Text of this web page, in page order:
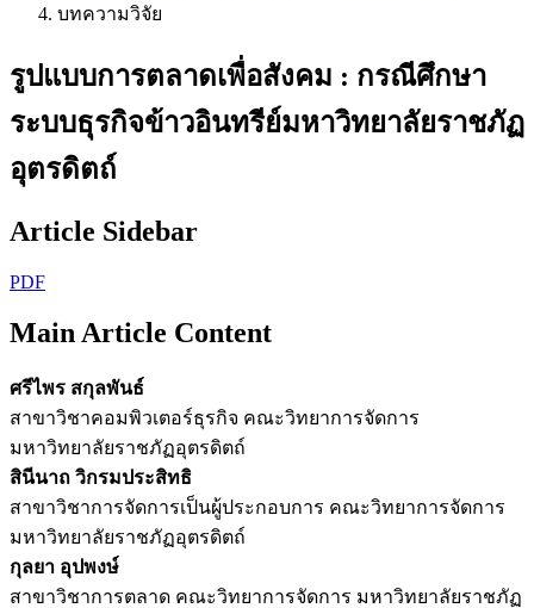
บทความวิจัย
รูปแบบการตลาดเพื่อสังคม : กรณีศึกษา
ระบบธุรกิจข้าวอินทรีย์มหาวิทยาลัยราชภัฏ
อุตรดิตถ์
Article Sidebar
PDF
Main Article Content
ศรีไพร สกุลพันธ์
สาขาวิชาคอมพิวเตอร์ธุรกิจ คณะวิทยาการจัดการ
มหาวิทยาลัยราชภัฏอุตรดิตถ์
สินีนาถ วิกรมประสิทธิ
สาขาวิชาการจัดการเป็นผู้ประกอบการ คณะวิทยาการจัดการ
มหาวิทยาลัยราชภัฏอุตรดิตถ์
กุลยา อุปพงษ์
สาขาวิชาการตลาด คณะวิทยาการจัดการ มหาวิทยาลัยราชภัฏ